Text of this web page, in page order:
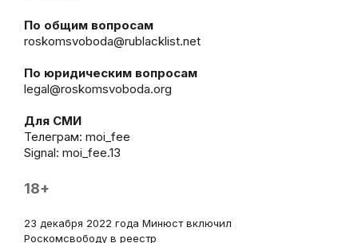
По общим вопросам
roskomsvoboda@rublacklist.net
По юридическим вопросам
legal@roskomsvoboda.org
Для СМИ
Телеграм: moi_fee
Signal: moi_fee.13
18+
23 декабря 2022 года Минюст включил
Роскомсвободу в реестр